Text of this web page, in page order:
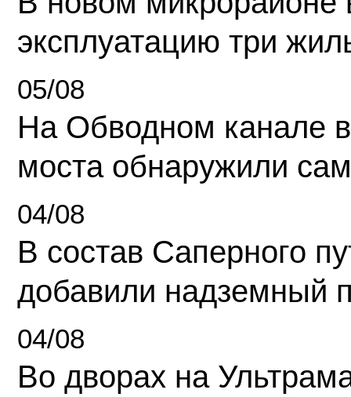
эксплуатацию три
05/08
На Обводном канале
моста обнаружили
04/08
В состав Саперного
добавили надземный
04/08
Во дворах на